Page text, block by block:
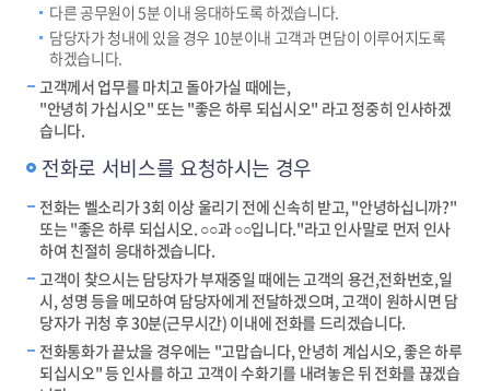
다른 공무원이 5분 이내 응대하도록 하겠습니다.
담당자가 청내에 있을 경우 10분이내 고객과 면담이 이루어지도록
하겠습니다.
고객께서 업무를 마치고 돌아가실 때에는,
"안녕히 가십시오" 또는 "좋은 하루 되십시오" 라고 정중히 인사하겠
습니다.
전화로 서비스를 요청하시는 경우
전화는 벨소리가 3회 이상 울리기 전에 신속히 받고, "안녕하십니까?"
또는 "좋은 하루 되십시오. ○○과 ○○입니다."라고 인사말로 먼저 인사
하여 친절히 응대하겠습니다.
고객이 찾으시는 담당자가 부재중일 때에는 고객의 용건,전화번호,일
시, 성명 등을 메모하여 담당자에게 전달하겠으며, 고객이 원하시면 담
당자가 귀청 후 30분(근무시간) 이내에 전화를 드리겠습니다.
전화통화가 끝났을 경우에는 "고맙습니다, 안녕히 계십시오, 좋은 하루
되십시오" 등 인사를 하고 고객이 수화기를 내려놓은 뒤 전화를 끊겠습